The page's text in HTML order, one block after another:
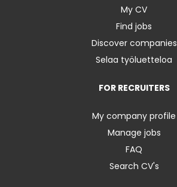
My CV
Find jobs
Discover companies
Selaa työluetteloa
FOR RECRUITERS
My company profile
Manage jobs
FAQ
Search CV's